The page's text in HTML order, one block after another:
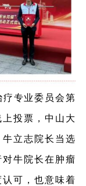
专业委员会第
投票，中山大
立志院长当选
牛院长在肿瘤
可，也意味着